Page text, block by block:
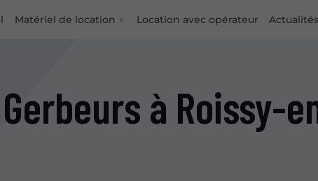
Matériel de location Location avec opérateur Actualités
à Roissy-